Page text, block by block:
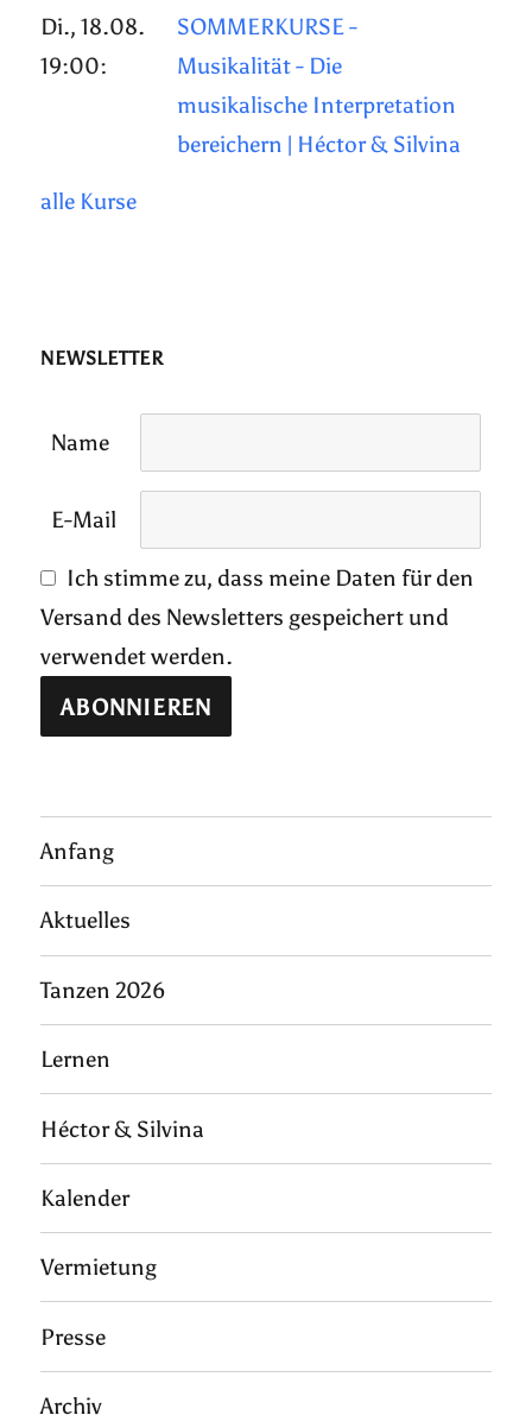
Di., 18.08.
19:00:
SOMMERKURSE -
Musikalität - Die
musikalische Interpretation
bereichern | Héctor & Silvina
alle Kurse
NEWSLETTER
Name
E-Mail
Ich stimme zu, dass meine Daten für den
Versand des Newsletters gespeichert und
verwendet werden.
Anfang
Aktuelles
Tanzen 2026
Lernen
Héctor & Silvina
Kalender
Vermietung
Presse
Archiv